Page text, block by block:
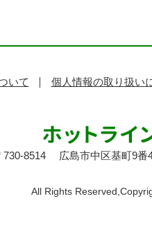
いて 個人情報の取り扱い
730-8514 広島市中区基町9番
All Rights